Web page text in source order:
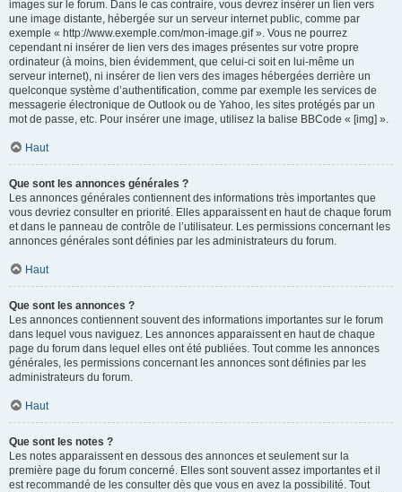
images sur le forum. Dans le cas contraire, vous devrez insérer un lien vers
une image distante, hébergée sur un serveur internet public, comme par
exemple « http://www.exemple.com/mon-image.gif ». Vous ne pourrez
cependant ni insérer de lien vers des images présentes sur votre propre
ordinateur (à moins, bien évidemment, que celui-ci soit en lui-même un
serveur internet), ni insérer de lien vers des images hébergées derrière un
quelconque système d’authentification, comme par exemple les services de
messagerie électronique de Outlook ou de Yahoo, les sites protégés par un
mot de passe, etc. Pour insérer une image, utilisez la balise BBCode « [img] ».
Haut
Que sont les annonces générales ?
Les annonces générales contiennent des informations très importantes que
vous devriez consulter en priorité. Elles apparaissent en haut de chaque forum
et dans le panneau de contrôle de l’utilisateur. Les permissions concernant les
annonces générales sont définies par les administrateurs du forum.
Haut
Que sont les annonces ?
Les annonces contiennent souvent des informations importantes sur le forum
dans lequel vous naviguez. Les annonces apparaissent en haut de chaque
page du forum dans lequel elles ont été publiées. Tout comme les annonces
générales, les permissions concernant les annonces sont définies par les
administrateurs du forum.
Haut
Que sont les notes ?
Les notes apparaissent en dessous des annonces et seulement sur la
première page du forum concerné. Elles sont souvent assez importantes et il
est recommandé de les consulter dès que vous en avez la possibilité. Tout